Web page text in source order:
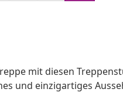
mit diesen
und einzigartiges